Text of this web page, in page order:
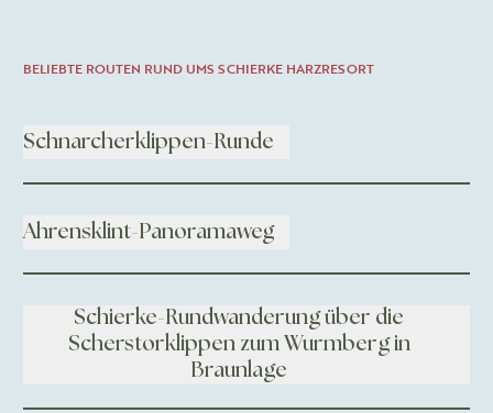
BELIEBTE ROUTEN RUND UMS SCHIERKE HARZRESORT
Schnarcherklippen-Runde
Ahrensklint-Panoramaweg
Schierke-Rundwanderung über die
Scherstorklippen zum Wurmberg in
Braunlage